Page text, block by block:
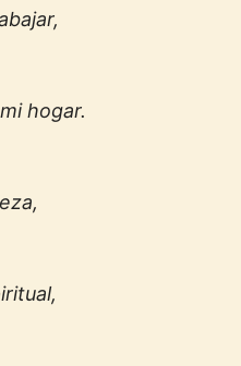
hogar.